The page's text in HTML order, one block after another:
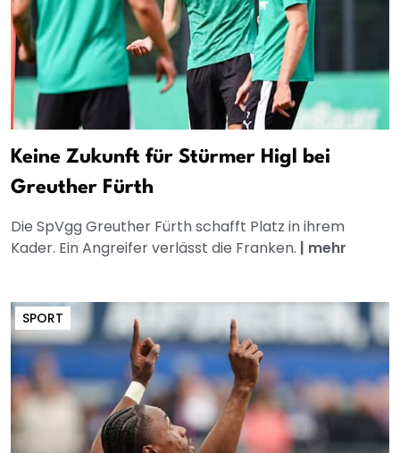
Keine Zukunft für Stürmer Higl bei
Greuther Fürth
Die SpVgg Greuther Fürth schafft Platz in ihrem
Kader. Ein Angreifer verlässt die Franken. | mehr
SPORT